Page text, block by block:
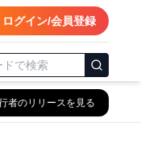
ログイン/会員登録
者のリリースを見る